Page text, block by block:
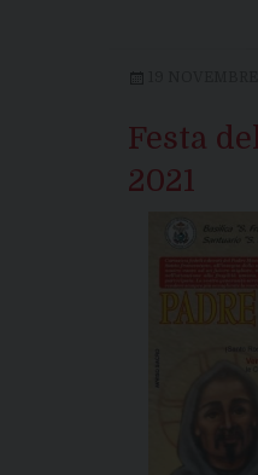
Festa
2021